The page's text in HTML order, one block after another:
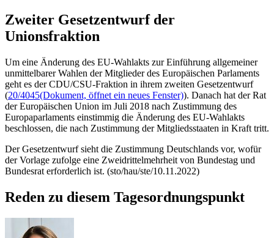
Zweiter Gesetzentwurf der
Unionsfraktion
Um eine Änderung des EU-Wahlakts zur Einführung allgemeiner
unmittelbarer Wahlen der Mitglieder des Europäischen Parlaments
geht es der CDU/CSU-Fraktion in ihrem zweiten Gesetzentwurf
(20/4045(Dokument, öffnet ein neues Fenster)). Danach hat der Rat
der Europäischen Union im Juli 2018 nach Zustimmung des
Europaparlaments einstimmig die Änderung des EU-Wahlakts
beschlossen, die nach Zustimmung der Mitgliedsstaaten in Kraft tritt.
Der Gesetzentwurf sieht die Zustimmung Deutschlands vor, wofür
der Vorlage zufolge eine Zweidrittelmehrheit von Bundestag und
Bundesrat erforderlich ist. (sto/hau/ste/10.11.2022)
Reden zu diesem Tagesordnungspunkt